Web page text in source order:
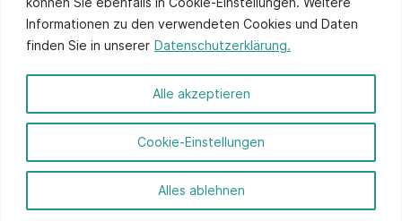
Informationen zu den verwendeten Cookies und Daten
finden Sie in unserer Datenschutzerklärung.
Cookie-Einstellungen
Alles ablehnen
Alle akzeptieren
© 2026 ITCS - Website byaxtesys
Impressum